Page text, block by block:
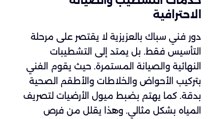
الاحترافية
دور فني سباك بالعزيزية لا يقتصر على مرحلة
التأسيس فقط. بل يمتد إلى التشطيبات
النهائية والصيانة المستمرة. حيث يقوم الفني
بتركيب الأحواض والخلاطات والأطقم الصحية
بدقة. كما يهتم بضبط ميول الأرضيات لتصريف
المياه بشكل مثالي. وهذا يقلل من فرص